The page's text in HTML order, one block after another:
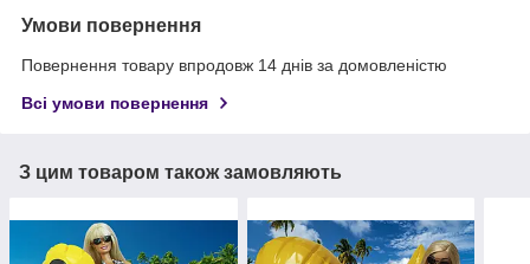
Умови повернення
Повернення товару впродовж 14 днів за домовленістю
Всі умови повернення
З цим товаром також замовляють